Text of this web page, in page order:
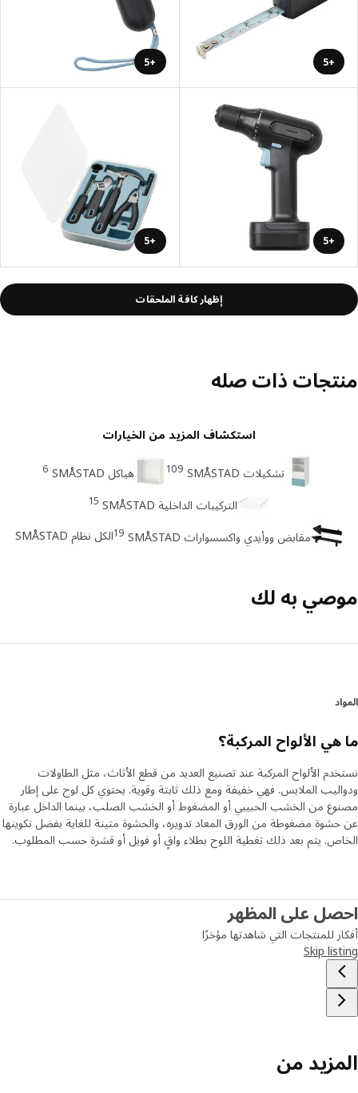
+5
+5
+5
+5
إظهار كافة الملحقات
ذات صله
استكشاف المزيد من الخيارات
تشكيلات SMÅSTAD 109 هياكل SMÅSTAD 6
التركيبات الداخلية SMÅSTAD 15
مقابض ووأيدي واكسسوارات SMÅSTAD 19الكل نظام SMÅSTAD
به لك
الألواح المركبة؟
الألواح المركبة عند تصنيع العديد من قطع الأثاث، مثل الطاولات
الملابس. فهي خفيفة ومع ذلك ثابتة وقوية. يحتوي كل لوح على إطار
من الخشب الحبيبي أو المضغوط أو الخشب الصلب، بينما الداخل عبارة
مضغوطة من الورق المعاد تدويره، والحشوة متينة للغاية بفضل تكوينها
يتم بعد ذلك تغطية اللوح بطلاء واقٍ أو فويل أو قشرة حسب المطلوب.
على المظهر
للمنتجات التي شاهدتها مؤخرًا
Skip
من